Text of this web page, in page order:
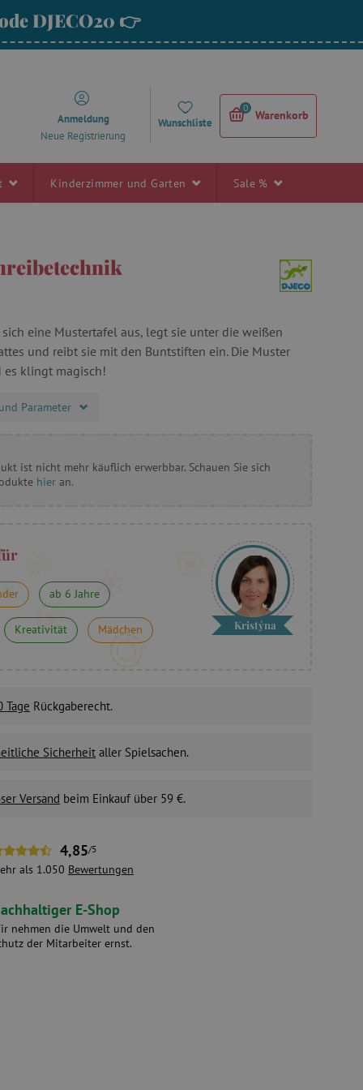
DJECO20 👉
Anmeldung
Neue Registrierung
Wunschliste
0
Warenkorb
Kinderzimmer und Garten Sale %
eine Mustertafel aus, legt sie unter die weißen
und reibt sie mit den Buntstiften ein. Die Muster
es klingt magisch!
Parameter
ist nicht mehr käuflich erwerbbar. Schauen Sie sich
hier an.
ab 6 Jahre
Kreativität Mädchen Kristýna
Tage Rückgaberecht.
Sicherheit aller Spielsachen.
Versand beim Einkauf über 59 €.
4,85/5
als 1.050 Bewertungen
E-Shop
nehmen die Umwelt und den
der Mitarbeiter ernst.